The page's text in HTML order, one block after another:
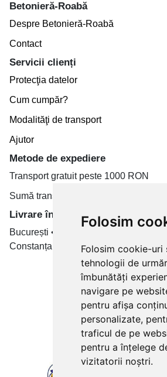
Folosim
Folosim cookie-uri
tehnologii de
îmbunătăți
navigare pe
pentru afișa
personalizate,
traficul de pe
pentru a înțelege
vizitatorii noștri.
Betonieră-Roabă
Despre Betonieră-Roabă
Contact
Servicii clienți
Protecţia datelor
Cum cumpăr?
Modalităţi de transport
Ajutor
Metode de expediere
Transport gratuit peste 1000 RON
Sumă transport de la 19.99 RON
Livrare în toate țară
București • Cluj-Napoca • Brașov •
Constanța • Craiova
Plăți cu card